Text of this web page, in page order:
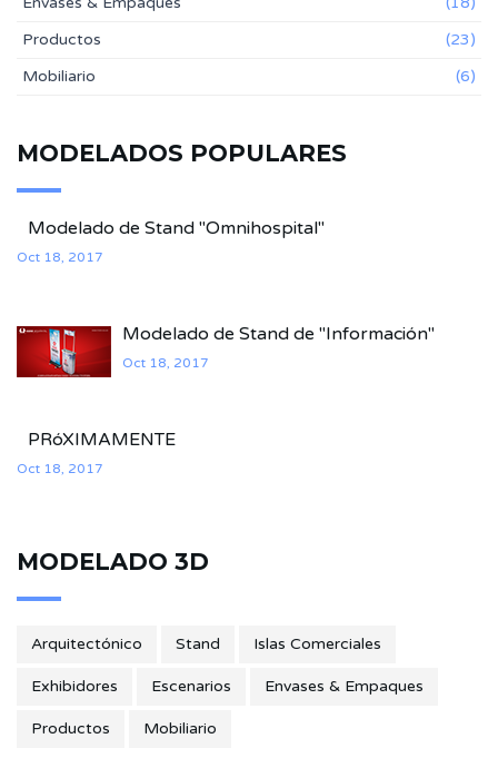
Productos
(23)
Mobiliario
(6)
MODELADOS POPULARES
Modelado de Stand "Omnihospital"
Oct 18, 2017
Modelado de Stand de "Información"
Oct 18, 2017
PRóXIMAMENTE
Oct 18, 2017
MODELADO 3D
Arquitectónico Stand Islas Comerciales
Exhibidores Escenarios Envases & Empaques
Productos Mobiliario